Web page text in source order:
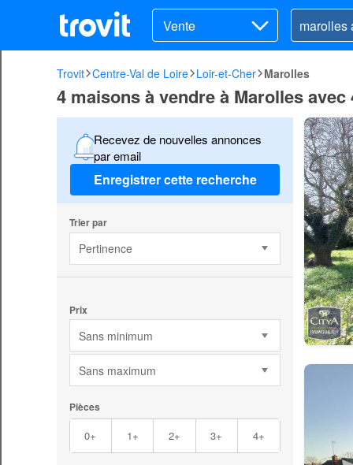
Vente
Trovit Centre-Val de Loire Loir-et-Cher Marolles
4 maisons à vendre à Marolles avec
Recevez de nouvelles annonces
par email
Enregistrer cette recherche
Trier par
Pertinence
Prix
Sans minimum
Sans maximum
Pièces
0+ 1+ 2+ 3+ 4+